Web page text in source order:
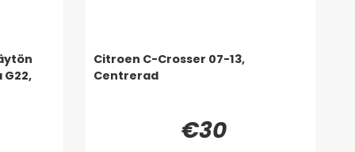
Citroen C-Crosser 07-13,
Centrerad
€30